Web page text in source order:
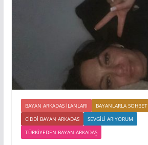
BAYAN ARKADAS ILANLARI
BAYANLARLA SOHBET
CIDDI BAYAN ARKADAS
SEVGILI ARIYORUM
TÜRKIYEDEN BAYAN ARKADAŞ